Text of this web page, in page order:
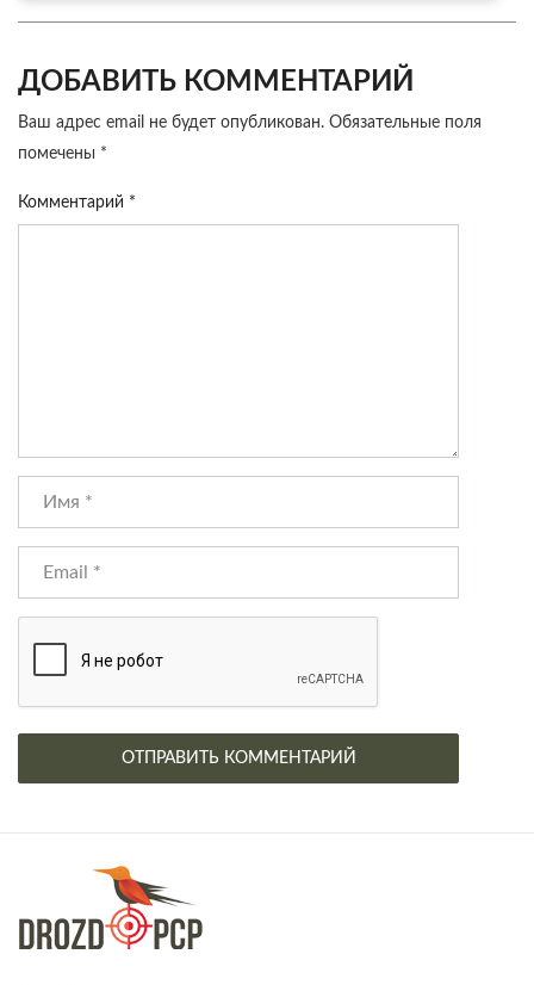
ДОБАВИТЬ КОММЕНТАРИЙ
Ваш адрес email не будет опубликован. Обязательные поля
помечены *
Комментарий *